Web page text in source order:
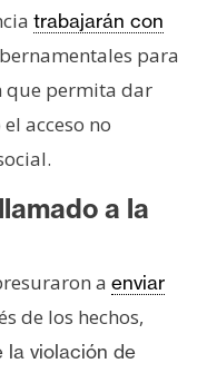
trabajarán con
para
que permita dar
acceso no
a la
a enviar
de los hechos,
la violación de